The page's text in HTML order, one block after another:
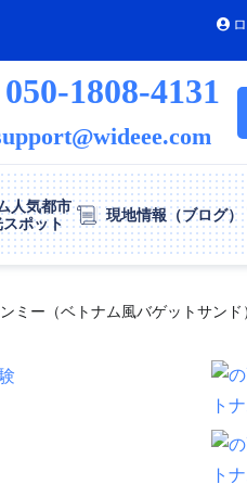
050-1808-4131
人気都市
スポット
現地情報（ブログ）
ミー（ベトナム風バゲットサン